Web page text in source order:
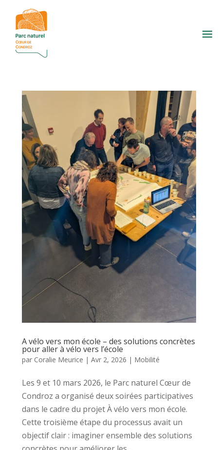
A vélo vers mon école – des solutions concrètes
pour aller à vélo vers l’école
par Coralie Meurice | Avr 2, 2026 | Mobilité
Les 9 et 10 mars 2026, le Parc naturel Cœur de
Condroz a organisé deux soirées participatives
dans le cadre du projet À vélo vers mon école.
Cette troisième étape du processus avait un
objectif clair : imaginer ensemble des solutions